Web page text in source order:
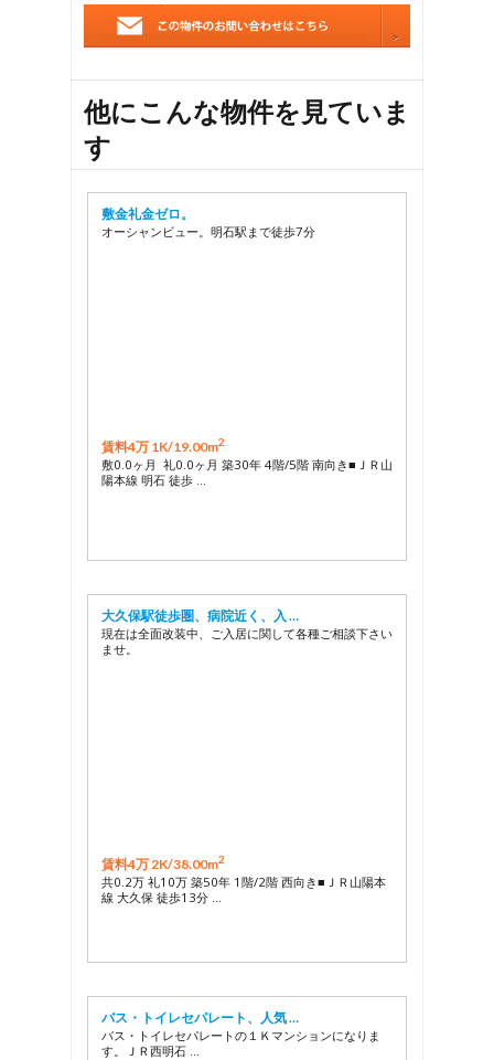
他にこんな物件を見ていま
す
敷金礼金ゼロ。
オーシャンビュー。明石駅まで徒歩7分
賃料4万 1K/19.00m2
敷0.0ヶ月 礼0.0ヶ月 築30年 4階/5階 南向き■ＪＲ山
陽本線 明石 徒歩 …
大久保駅徒歩圏、病院近く、入 …
現在は全面改装中、ご入居に関して各種ご相談下さい
ませ。
賃料4万 2K/38.00m2
共0.2万 礼10万 築50年 1階/2階 西向き■ＪＲ山陽本
線 大久保 徒歩13分 …
バス・トイレセパレート、人気 …
バス・トイレセパレートの１Ｋマンションになりま
す。ＪＲ西明石 …